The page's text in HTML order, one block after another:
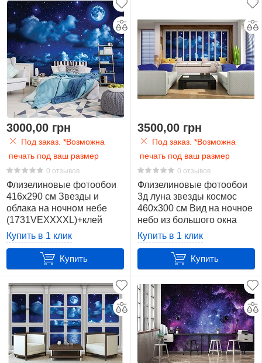
Океан
9
Пейзаж
36
Планета
12
Природа
Терраса
9
Цвет
Показать
136
3000,00 грн
Под заказ. *Возможна
печать под ваш размер
0 отзывов
Флизелиновые фотообои
416x290 см Звезды и
облака на ночном небе
(1731VEXXXXL)+клей
Купить в 1 клик
Купить
3500,00 грн
Под заказ. *Возможна
печать под ваш размер
0 отзывов
Флизелиновые фотообои
3д луна звезды космос
460x300 см Вид на ночное
небо из большого окна
(10652V12) +клей
Купить в 1 клик
Купить